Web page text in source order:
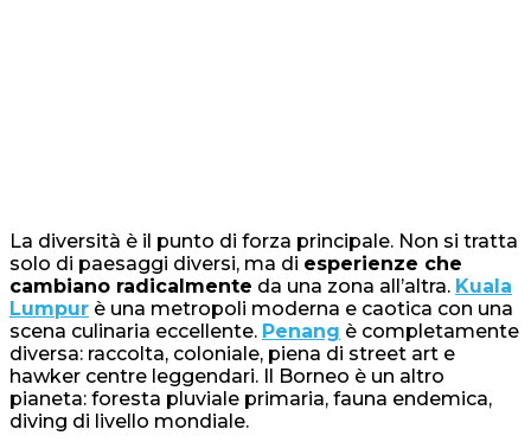
La diversità è il punto di forza principale. Non si tratta
solo di paesaggi diversi, ma di esperienze che
cambiano radicalmente da una zona all’altra. Kuala
Lumpur è una metropoli moderna e caotica con una
scena culinaria eccellente. Penang è completamente
diversa: raccolta, coloniale, piena di street art e
hawker centre leggendari. Il Borneo è un altro
pianeta: foresta pluviale primaria, fauna endemica,
diving di livello mondiale.